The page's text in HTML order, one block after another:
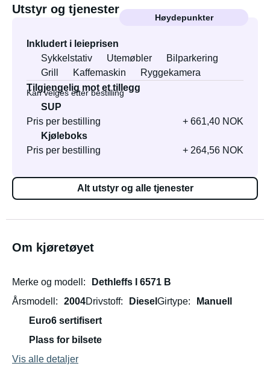
Utstyr og tjenester
Høydepunkter
Inkludert i leieprisen
Sykkelstativ
Utemøbler
Bilparkering
Grill
Kaffemaskin
Ryggekamera
Tilgjengelig mot et tillegg
Kan velges etter bestilling
SUP
Pris per bestilling
+ 661,40 NOK
Kjøleboks
Pris per bestilling
+ 264,56 NOK
Alt utstyr og alle tjenester
Om kjøretøyet
Merke og modell
Dethleffs I 6571 B
Årsmodell
2004Drivstoff Diesel Girtype
Manuell
Euro6 sertifisert
Plass for bilsete
Vis alle detaljer